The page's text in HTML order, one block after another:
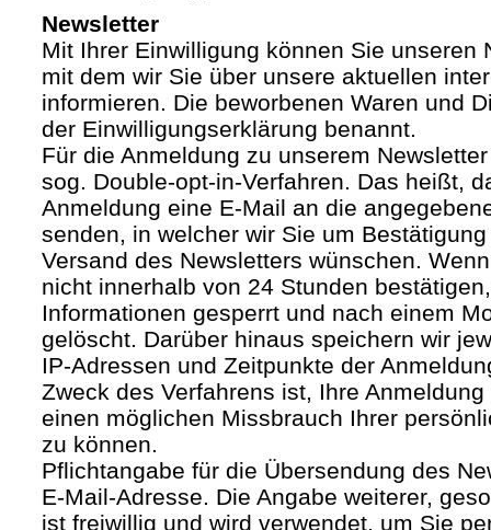
Newsletter
Mit Ihrer Einwilligung können Sie unseren
mit dem wir Sie über unsere aktuellen
informieren. Die beworbenen Waren und
der Einwilligungserklärung benannt.
Für die Anmeldung zu unserem
sog. Double-opt-in-Verfahren. Das heißt,
Anmeldung eine E-Mail an die
senden, in welcher wir Sie um
Versand des Newsletters wünschen.
nicht innerhalb von 24 Stunden
Informationen gesperrt und nach einem
gelöscht. Darüber hinaus speichern wir
IP-Adressen und Zeitpunkte der
Zweck des Verfahrens ist, Ihre
einen möglichen Missbrauch Ihrer
zu können.
Pflichtangabe für die Übersendung des
E-Mail-Adresse. Die Angabe weiterer,
ist freiwillig und wird verwendet, um Sie